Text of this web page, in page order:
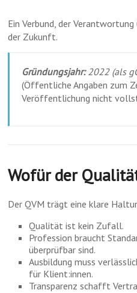
Ein Verbund, der
der Zukunft.
Gründungsjahr:2022 (als
(Öffentliche Angaben zum
Veröffentlichung nicht
Wofür der
Der QVM trägt eine klare
Qualität ist kein Zufall.
Profession braucht
überprüfbar sind.
Ausbildung muss
für Klient:innen.
Transparenz schafft